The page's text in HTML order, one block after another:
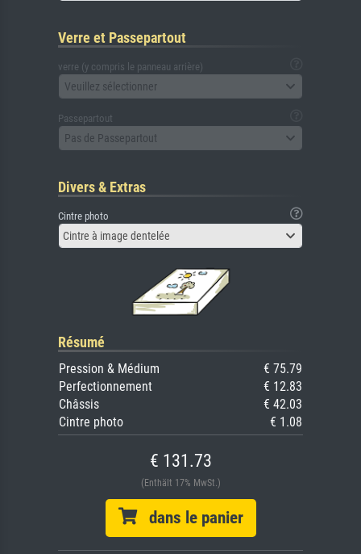
Verre et Passepartout
verre (y compris le panneau arrière)
Veuillez sélectionner
Passepartout
Pas de Passepartout
Divers & Extras
Cintre photo
Cintre à image dentelée
Résumé
Pression & Médium
€ 75.79
Perfectionnement
€ 12.83
Châssis
€ 42.03
Cintre photo
€ 1.08
€ 131.73
(Enthält 17% MwSt.)
dans le panier